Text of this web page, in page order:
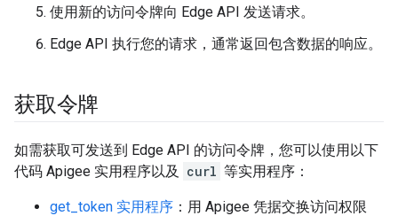
使用新的访问令牌向 Edge API 发送请求。
Edge API 执行您的请求，通常返回包含数据的响应。
获取令牌
如需获取可发送到 Edge API 的访问令牌，您可以使用以下
代码 Apigee 实用程序以及
curl 等实用程序：
get_token 实用程序 ：用 Apigee 凭据交换访问权限